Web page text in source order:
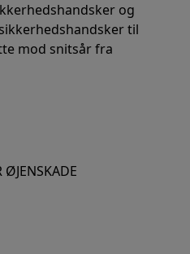
og
til
mod snitsår fra
ØJENSKADE